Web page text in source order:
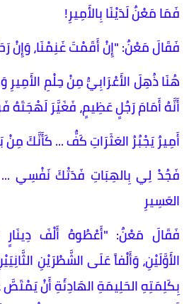
فَمَا مَعْنٌ لَدَيْنَا بِالأَمِيرِ!
فَقَالَ مَعْنٌ: "إِنْ أَقَمْتَ غَنِمْنَا، وَإِنْ
​هُنَا ذُهِلَ الأَعْرَابِيُّ مِنْ حِلْمِ
أَنَّهُ أَمَامَ رَجُلٍ عَظِيمٍ، فَغَيَّرَ لَهْجَتَهُ
أَمِيرٌ يَجْبُرُ العَثَرَاتِ كَفٌّ ... كَأَنَّكَ مِنْ
فَجُدْ لِي بِالهِبَاتِ فَدَتْكَ نَفْسِي
العَسِيرِ
​فَقَالَ مَعْنٌ: "أَعْطُوهُ أَلْفَ
الأَوَّلَيْنِ، وَأَلْفاً عَلَى الشَّطْرَيْنِ
بِكَلِمَتِهِ الحَلِيمَةِ الهَادِئَةِ أَنْ